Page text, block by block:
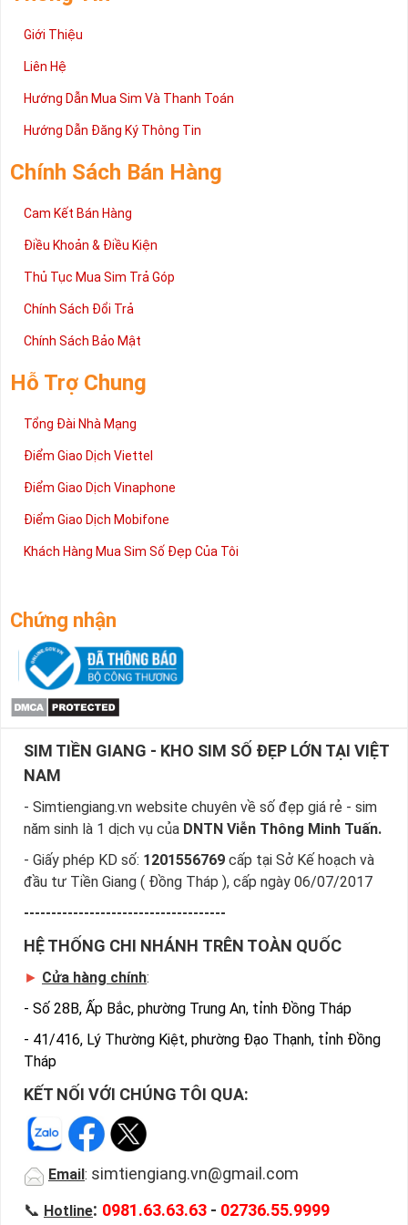
Giới Thiệu
Liên Hệ
Hướng Dẫn Mua Sim Và Thanh Toán
Hướng Dẫn Đăng Ký Thông Tin
Chính Sách Bán Hàng
Cam Kết Bán Hàng
Điều Khoản & Điều Kiện
Thủ Tục Mua Sim Trả Góp
Chính Sách Đổi Trả
Chính Sách Bảo Mật
Hỗ Trợ Chung
Tổng Đài Nhà Mạng
Điểm Giao Dịch Viettel
Điểm Giao Dịch Vinaphone
Điểm Giao Dịch Mobifone
Khách Hàng Mua Sim Số Đẹp Của Tôi
Chứng nhận
SIM TIỀN GIANG - KHO SIM SỐ ĐẸP LỚN TẠI VIỆT
NAM
- Simtiengiang.vn website chuyên về số đẹp giá rẻ - sim
năm sinh là 1 dịch vụ của DNTN Viễn Thông Minh Tuấn.
- Giấy phép KD số: 1201556769 cấp tại Sở Kế hoạch và
đầu tư Tiền Giang ( Đồng Tháp ), cấp ngày 06/07/2017
-------------------------------------
HỆ THỐNG CHI NHÁNH TRÊN TOÀN QUỐC
► Cửa hàng chính:
- Số 28B, Ấp Bắc, phường Trung An, tỉnh Đồng Tháp
- 41/416, Lý Thường Kiệt, phường Đạo Thạnh, tỉnh Đồng
Tháp
KẾT NỐI VỚI CHÚNG TÔI QUA:
Email : simtiengiang.vn@gmail.com
📞 Hotline: 0981.63.63.63 - 02736.55.9999